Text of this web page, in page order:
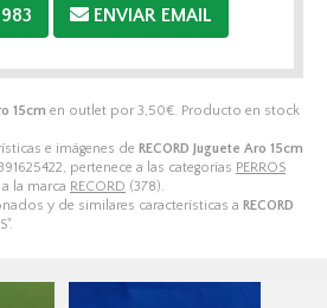
15cm en outlet por 3,50€ . Producto en stock
e imágenes de RECORD Juguete Aro 15cm
pertenece a las categorías PERROS
la marca RECORD (378).
y de similares características a RECORD
ENVIAR EMAIL